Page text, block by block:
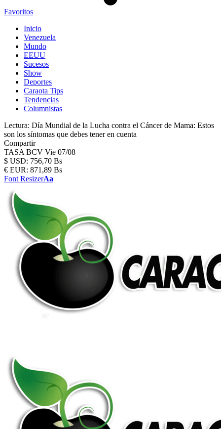
Favoritos
Inicio
Venezuela
Mundo
EEUU
Sucesos
Show
Deportes
Caraota Tips
Tendencias
Columnistas
Lectura: Día Mundial de la Lucha contra el Cáncer de Mama: Estos
son los síntomas que debes tener en cuenta
Compartir
TASA BCV Vie 07/08
$ USD: 756,70 Bs
€ EUR: 871,89 Bs
Font ResizerAa